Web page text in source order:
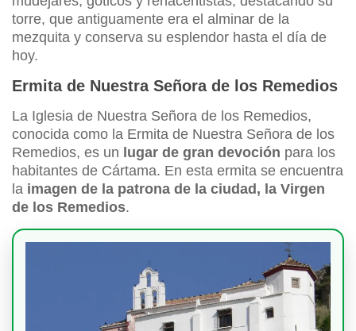
torre, que antiguamente era el alminar de la
mezquita y conserva su esplendor hasta el día de
hoy.
Ermita de Nuestra Señora de los Remedios
La Iglesia de Nuestra Señora de los Remedios,
conocida como la Ermita de Nuestra Señora de los
Remedios, es un lugar de gran devoción para los
habitantes de Cártama. En esta ermita se encuentra
la imagen de la patrona de la ciudad, la Virgen
de los Remedios.